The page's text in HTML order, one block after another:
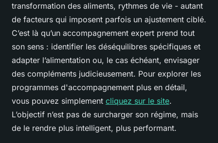
transformation des aliments, rythmes de vie - autant
de facteurs qui imposent parfois un ajustement ciblé.
C’est là qu’un accompagnement expert prend tout
son sens : identifier les déséquilibres spécifiques et
adapter l’alimentation ou, le cas échéant, envisager
des compléments judicieusement. Pour explorer les
programmes d'accompagnement plus en détail,
vous pouvez simplement cliquez sur le site.
L’objectif n’est pas de surcharger son régime, mais
de le rendre plus intelligent, plus performant.